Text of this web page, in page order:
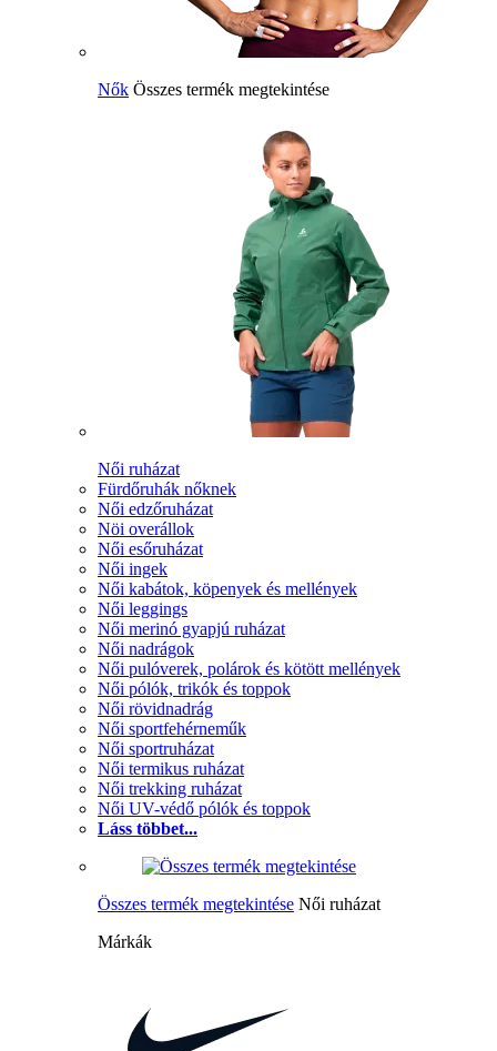
Nők Összes termék megtekintése
Női ruházat
Fürdőruhák nőknek
Női edzőruházat
Nöi overállok
Női esőruházat
Női ingek
Női kabátok, köpenyek és mellények
Női leggings
Női merinó gyapjú ruházat
Női nadrágok
Női pulóverek, polárok és kötött mellények
Női pólók, trikók és toppok
Női rövidnadrág
Női sportfehérneműk
Női sportruházat
Női termikus ruházat
Női trekking ruházat
Női UV-védő pólók és toppok
Láss többet...
Összes termék megtekintése Női ruházat
Márkák